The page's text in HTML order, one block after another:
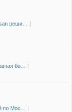
реши…
бо…
по Мос…